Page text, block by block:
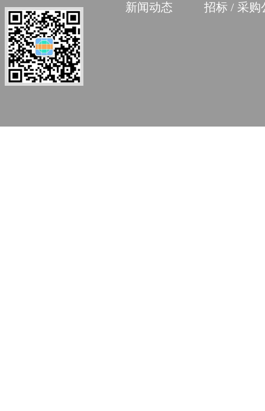
新闻动态 招标 / 采购